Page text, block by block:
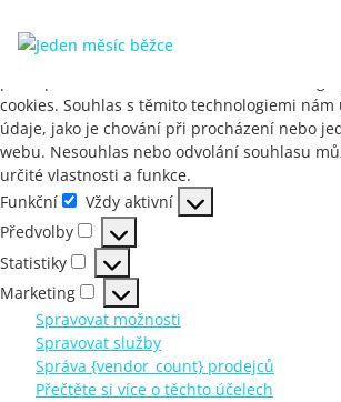
Abychom poskytli co nejlepší služby,
cookies. Souhlas s těmito technologiemi
údaje, jako je chování při procházení nebo
webu. Nesouhlas nebo odvolání souhlasu
určité vlastnosti a funkce.
Funkční
Funkční
Vždy aktivní
Předvolby
Předvolby
Statistiky
Statistiky
Marketing
Marketing
Spravovat možnosti
Spravovat služby
Správa {vendor_count} prodejců
Přečtěte si více o těchto účelech